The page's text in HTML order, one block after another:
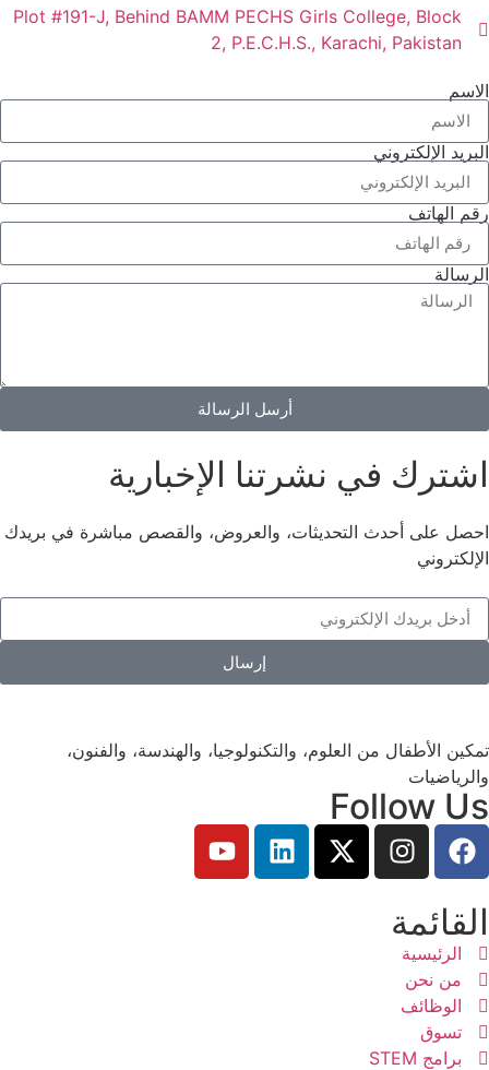
Plot #191-J, Behind BAMM PECHS Girls College, Block
2, P.E.C.H.S., Karachi, Pakistan
الاسم
البريد الإلكتروني
رقم الهاتف
الرسالة
أرسل الرسالة
اشترك في نشرتنا الإخبارية
احصل على أحدث التحديثات، والعروض، والقصص مباشرة في بريدك
الإلكتروني
إرسال
تمكين الأطفال من العلوم، والتكنولوجيا، والهندسة، والفنون،
والرياضيات
Follow Us
القائمة
الرئيسية
من نحن
الوظائف
تسوق
برامج STEM